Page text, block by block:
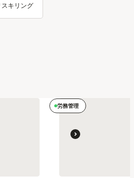
スキリング
労務管理